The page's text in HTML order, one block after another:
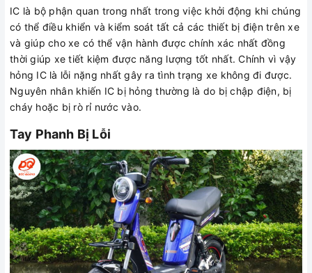
IC là bộ phận quan trong nhất trong việc khởi động khi chúng
có thể điều khiển và kiểm soát tất cả các thiết bị điện trên xe
và giúp cho xe có thể vận hành được chính xác nhất đồng
thời giúp xe tiết kiệm được năng lượng tốt nhất. Chính vì vậy
hỏng IC là lỗi nặng nhất gây ra tình trạng xe không đi được.
Nguyên nhân khiến IC bị hỏng thường là do bị chập điện, bị
cháy hoặc bị rò rỉ nước vào.
Tay Phanh Bị Lỗi